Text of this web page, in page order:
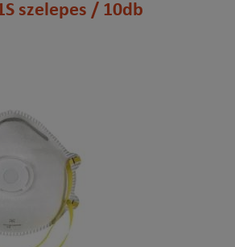
szelepes / 10db